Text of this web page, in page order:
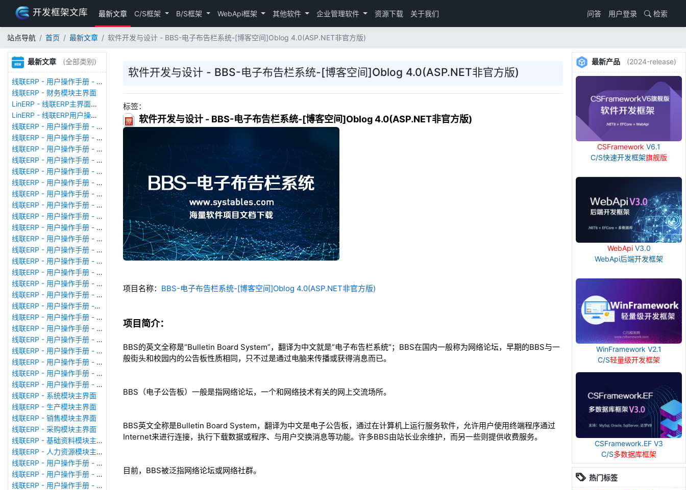
开发框架文库 最新文章 C/S框架 B/S框架 WebApi框架 其他软件 企业管理软件 资源下载 关于我们 问答 用户登录 检索
站点导航 首页 最新文章 软件开发与设计 - BBS-电子布告栏系统-[博客空间]Oblog 4.0(ASP.NET非官方版)
最新文章 (全部类别)
线联ERP - 用户操作手册 - 存货期初
线联ERP - 财务模块主界面
LinERP - 线联ERP主界面（HOME）
LinERP - 线联ERP用户操作手册 - 系统登陆
线联ERP - 用户操作手册 - 查看在线用户
线联ERP - 用户操作手册 - 数据备份
线联ERP - 用户操作手册 - 工厂管理
线联ERP - 用户操作手册 - 帐套管理
线联ERP - 用户操作手册 - 语种设置
线联ERP - 用户操作手册 - 国际化多语言
线联ERP - 用户操作手册 - 报表管理
线联ERP - 用户操作手册 - 字段名管理
线联ERP - 用户操作手册 - 模块管理
线联ERP - 用户操作手册 - 广播消息
线联ERP - 用户操作手册 - 审计日志
线联ERP - 用户操作手册 - 公司资料设置
线联ERP - 用户操作手册 - 系统参数设置
线联ERP - 用户操作手册 - 单据类型
线联ERP - 用户操作手册 - 号码规则
线联ERP - 用户操作手册 - 功能菜单
线联ERP - 用户操作手册 -分配临时角色
线联ERP - 用户操作手册 - 组织架构
线联ERP - 用户操作手册 - 用户管理
线联ERP - 用户操作手册 - 角色/岗位管理
线联ERP - 用户操作手册 - 暂估入库明细表
线联ERP - 用户操作手册 - 物料收发明细表
线联ERP - 用户操作手册 - 即时库存余额表
线联ERP - 用户操作手册 - 库存账龄分析表
线联ERP - 系统模块主界面
线联ERP - 生产模块主界面
线联ERP - 销售模块主界面
线联ERP - 采购模块主界面
线联ERP - 基础资料模块主界面
线联ERP - 人力资源模块主界面
线联ERP - 用户操作手册 - 个人考勤报表（横向）
线联ERP - 用户操作手册 - 部门考勤报表
线联ERP - 用户操作手册 - 个人考勤报表
软件开发与设计 - BBS-电子布告栏系统-[博客空间]Oblog 4.0(ASP.NET非官方版)
标签：
软件开发与设计 - BBS-电子布告栏系统-[博客空间]Oblog 4.0(ASP.NET非官方版)
项目名称： BBS-电子布告栏系统-[博客空间]Oblog 4.0(ASP.NET非官方版)
项目简介：
BBS的英文全称是“Bulletin Board System”，翻译为中文就是“电子布告栏系统”；BBS在国内一般称为网络论坛，早期的BBS与一
般街头和校园内的公告板性质相同，只不过是通过电脑来传播或获得消息而已。
BBS（电子公告板）一般是指网络论坛，一个和网络技术有关的网上交流场所。
BBS英文全称是Bulletin Board System，翻译为中文是电子公告板，通过在计算机上运行服务软件，允许用户使用终端程序通过
Internet来进行连接，执行下载数据或程序、与用户交换消息等功能。许多BBS由站长业余维护，而另一些则提供收费服务。
目前，BBS被泛指网络论坛或网络社群。
最新产品 (2024-release)
CSFramework V6.1
C/S快速开发框架旗舰版
WebApiV3.0
WebApi后端开发框架
WinFramework V2.1
C/S轻量级开发框架
CSFramework.EF V3
C/S多数据库框架
热门标签